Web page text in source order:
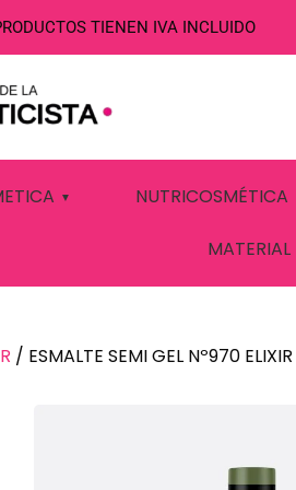
TIENEN IVA INCLUIDO
NUTRICOSMÉTICA
MATERIAL
/ ESMALTE SEMI GEL Nº970 ELIXIR